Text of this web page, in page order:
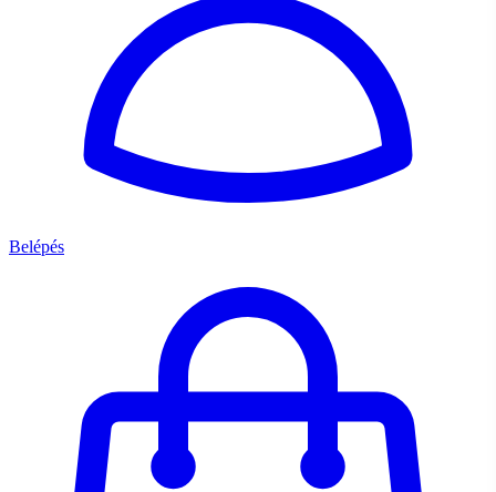
Belépés